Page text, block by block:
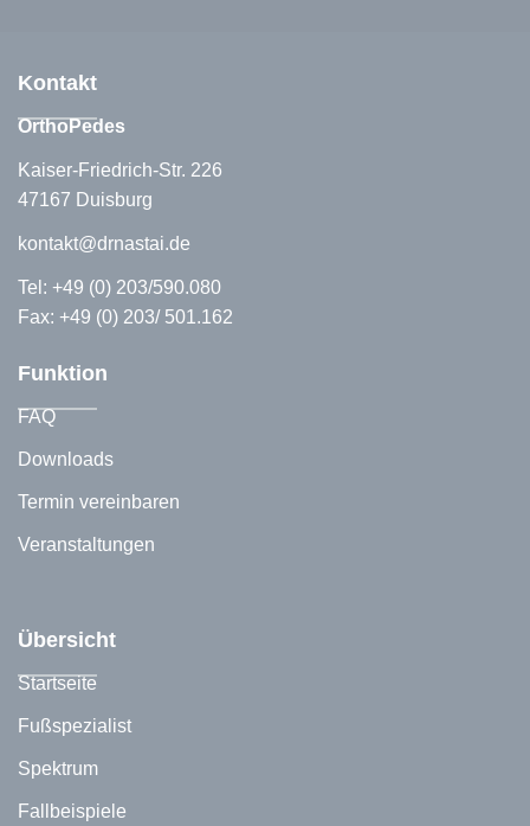
Kontakt
OrthoPedes
Kaiser-Friedrich-Str. 226
47167 Duisburg
kontakt@drnastai.de
Tel: +49 (0) 203/590.080
Fax: +49 (0) 203/ 501.162
Funktion
FAQ
Downloads
Termin vereinbaren
Veranstaltungen
Übersicht
Startseite
Fußspezialist
Spektrum
Fallbeispiele